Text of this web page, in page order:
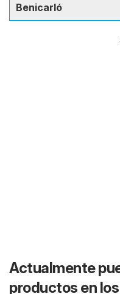
Benicarló
Actualmente
productos en